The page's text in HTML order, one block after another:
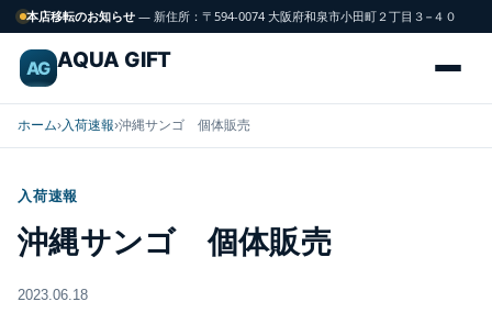
本店移転のお知らせ — 新住所：〒594-0074 大阪府和泉市小田町２丁目３−４０
AG AQUA GIFT
海
水
魚
FISH
ホーム›入荷速報›沖縄サンゴ 個体販売
入荷速報
沖縄サンゴ 個体販売
2023.06.18